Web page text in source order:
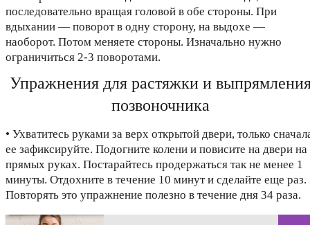
последовательно вращая головой в обе стороны. При
вдыхании — поворот в одну сторону, на выдохе —
наоборот. Потом меняете стороны. Изначально нужно
ограничиться 2-3 поворотами.
Упражнения для растяжки и
позвоночника
• Ухватитесь руками за верх открытой двери, только
ее зафиксируйте. Подогните колени и повисите на двери на
прямых руках. Постарайтесь продержаться так не менее 1
минуты. Отдохните в течение 10 минут и сделайте еще раз.
Повторять это упражнение полезно в течение дня 34 раза.